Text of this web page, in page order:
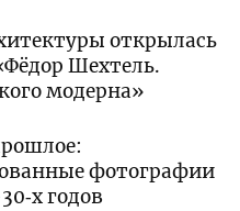
открылась
Шехтель.
модерна»
фотографии
годов